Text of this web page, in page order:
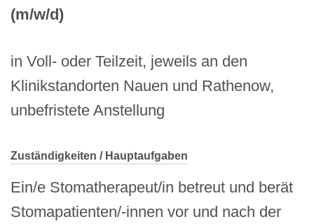
(m/w/d)
in Voll- oder Teilzeit, jeweils an den
Klinikstandorten Nauen und Rathenow,
unbefristete Anstellung
Zuständigkeiten / Hauptaufgaben
Ein/e Stomatherapeut/in betreut und berät
Stomapatienten/-innen vor und nach der